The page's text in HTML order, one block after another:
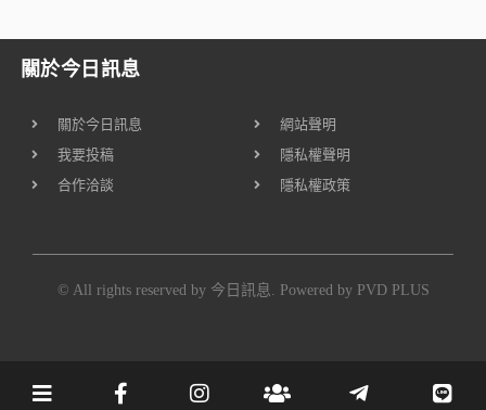
關於今日訊息
關於今日訊息
我要投稿
合作洽談
網站聲明
隱私權聲明
隱私權政策
© All rights reserved by 今日訊息. Powered by PVD PLUS